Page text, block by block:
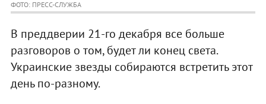
ФОТО: ПРЕСС-СЛУЖБА
В преддверии 21-го декабря все больше
разговоров о том, будет ли конец света.
Украинские звезды собираются встретить этот
день по-разному.